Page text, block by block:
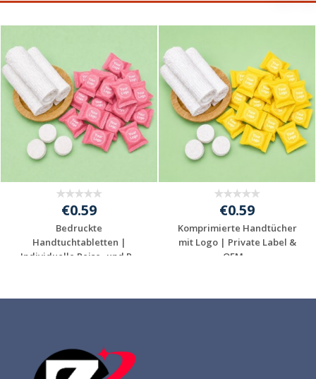
€0.59
Bedruckte
Handtuchtabletten |
Individuelle Reise- und P...
anfragen
€0.59
Komprimierte Handtücher
mit Logo | Private Label &
OEM ...
anfragen